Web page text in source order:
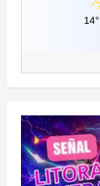
14°